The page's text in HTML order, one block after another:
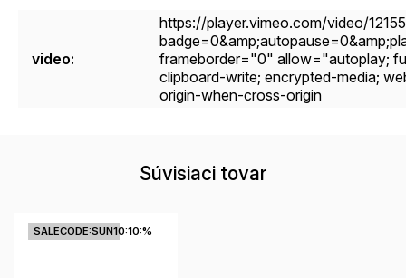
video:
https://player.vimeo.com/video/
frameborder="0" allow="autoplay;
clipboard-write; encrypted-media;
origin-when-cross-origin
Súvisiaci tovar
SALECODE:SUN10:10:%